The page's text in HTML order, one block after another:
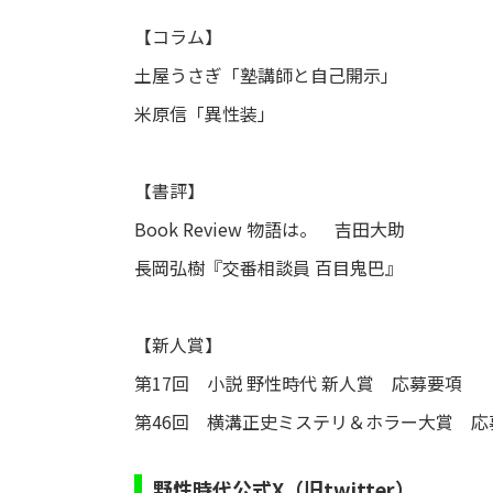
【コラム】
土屋うさぎ「塾講師と自己開示」
米原信「異性装」
【書評】
Book Review 物語は。 吉田大助
長岡弘樹『交番相談員 百目鬼巴』
【新人賞】
第17回 小説 野性時代 新人賞 応募要項
第46回 横溝正史ミステリ＆ホラー大賞 応